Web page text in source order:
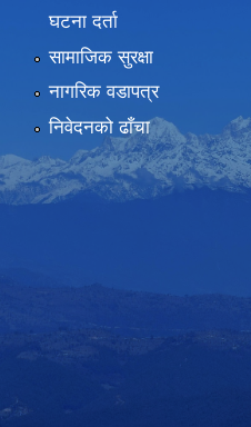
घटना दर्ता
सामाजिक सुरक्षा
नागरिक वडापत्र
निवेदनको ढाँचा